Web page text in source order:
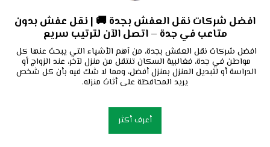
افضل شركات نقل العفش بجدة 🚚 | نقل عفش بدون
متاعب في جدة – اتصل الآن لترتيب سريع
يريد المحافظة على أثاث منزله.
أعرف أكثر